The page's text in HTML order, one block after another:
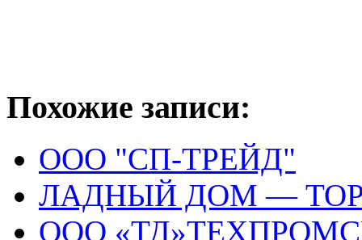
Похожие записи:
ООО "СП-ТРЕЙД"
ЛАДНЫЙ ДОМ —
ООО